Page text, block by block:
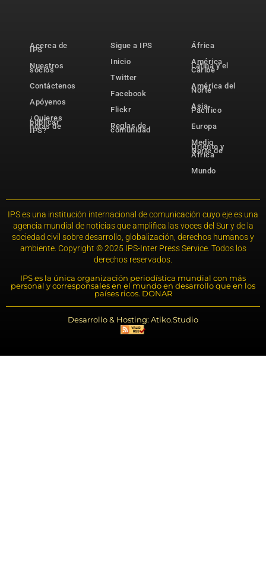
Acerca de
IPS
Nuestros
socios
Contáctenos
Apóyenos
¿Quieres
publicar
notas de
IPS?
Sigue a IPS
Inicio
Twitter
Facebook
Flickr
Reglas de
comunidad
África
América
Latina y el
Caribe
América del
Norte
Asia-
Pacífico
Europa
Medio
Oriente y
Norte de
África
Mundo
IPS es una institución internacional de comunicación cuyo eje es una
agencia mundial de noticias que amplifica las voces del Sur y de la
sociedad civil sobre desarrollo, globalización, derechos humanos y
ambiente. Copyright © 2025 IPS-Inter Press Service. Todos los
derechos reservados.
IPS es la única organización periodística mundial con más
personal y corresponsales en el mundo en desarrollo que en los
países ricos. DONAR
Desarrollo & Hosting: Atiko.Studio